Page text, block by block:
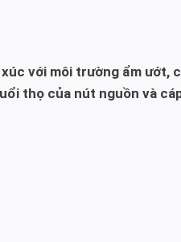
với môi trường ẩm ướt,
thọ của nút nguồn và